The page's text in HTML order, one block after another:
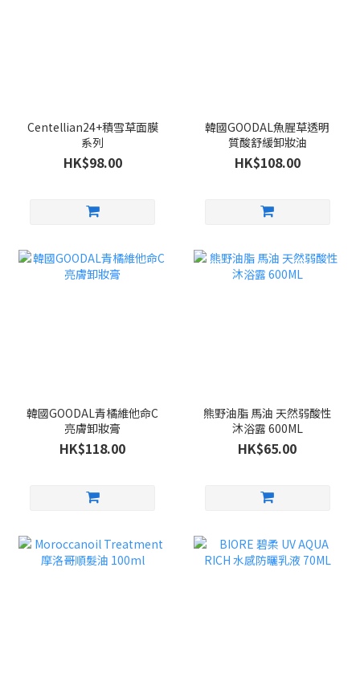
Centellian24+積雪草面膜
系列
HK$98.00
韓國GOODAL魚腥草透明
質酸舒緩卸妝油
HK$108.00
韓國GOODAL青橘維他命C
亮膚卸妝膏
HK$118.00
熊野油脂 馬油 天然弱酸性
沐浴露 600ML
HK$65.00